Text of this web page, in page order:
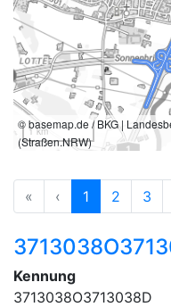
1 km
© basemap.de / BKG |
(Straßen.NRW)
« ‹ 1 2 3
Kennung
3713038O3713038D